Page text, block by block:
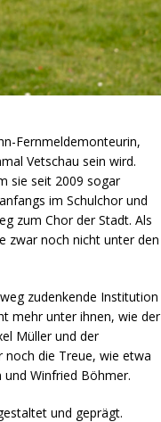
Fernmeldemonteurin,
Vetschau sein wird.
sie seit 2009 sogar
im Schulchor und
zum Chor der Stadt. Als
zwar noch nicht unter den
zudenkende Institution
mehr unter ihnen, wie der
Müller und der
noch die Treue, wie etwa
Winfried Böhmer.
und geprägt.